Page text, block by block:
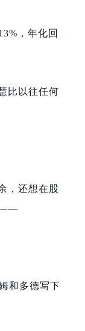
，年化回
比以往任何
，还想在股
——
和多德写下